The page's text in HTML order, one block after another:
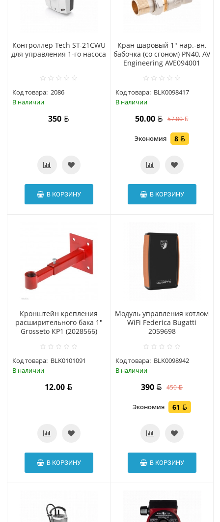
Контроллер Tech ST-21CWU
для управления 1-го насоса
Код товара: 2086
В наличии
350
В КОРЗИНУ
Кран шаровый 1" нар.-вн.
бабочка (со сгоном) PN40, AV
Engineering AVE094001
Код товара: BLK0098417
В наличии
50.00 57.80
Экономия 8
В КОРЗИНУ
Кронштейн крепления
расширительного бака 1"
Grosseto КР1 (2028566)
Код товара: BLK0101091
В наличии
12.00
В КОРЗИНУ
Модуль управления котлом
WiFi Federica Bugatti
2059698
Код товара: BLK0098942
В наличии
390 450
Экономия 61
В КОРЗИНУ